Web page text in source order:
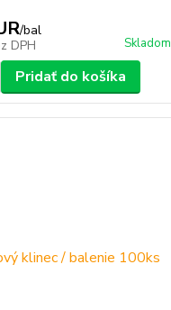
/bal
DPH Skladom
Pridať do košíka